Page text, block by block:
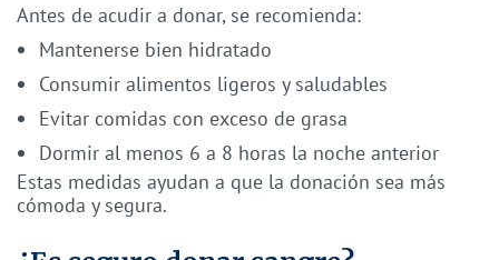
Antes de acudir a donar, se recomienda:
Mantenerse bien hidratado
Consumir alimentos ligeros y saludables
Evitar comidas con exceso de grasa
Dormir al menos 6 a 8 horas la noche anterior
Estas medidas ayudan a que la donación sea más
cómoda y segura.